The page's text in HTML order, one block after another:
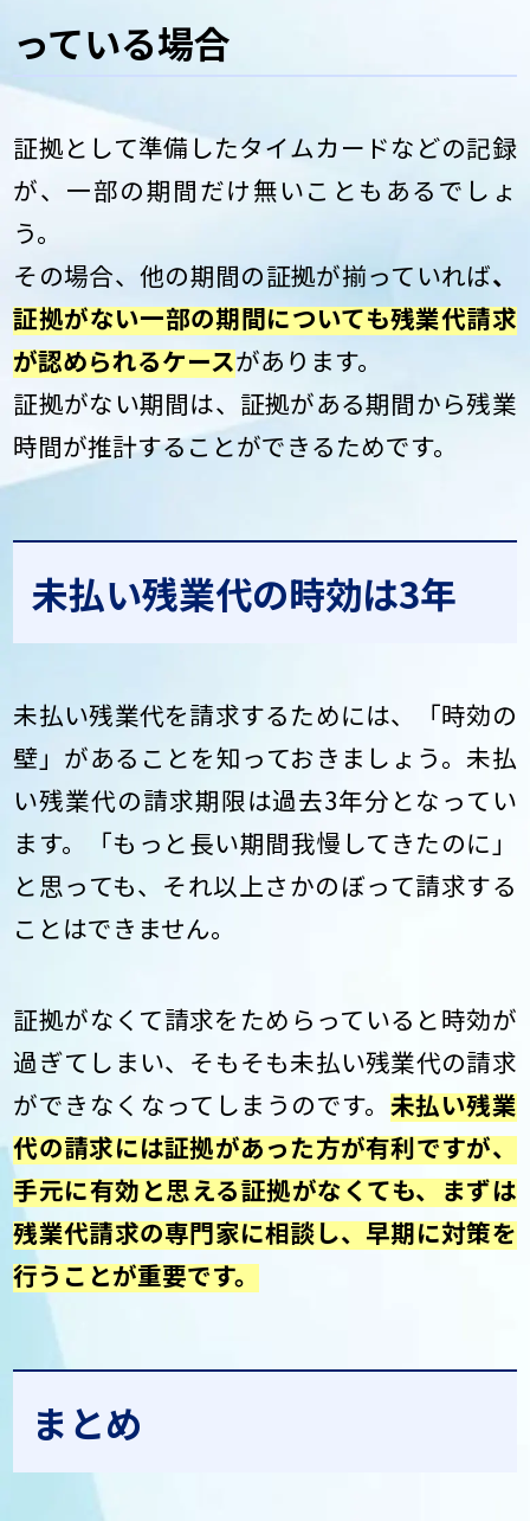
っている場合
証拠として準備したタイムカードなどの記録
が、一部の期間だけ無いこともあるでしょ
う。
その場合、他の期間の証拠が揃っていれば、
証拠がない一部の期間についても残業代請求
が認められるケースがあります。
証拠がない期間は、証拠がある期間から残業
時間が推計することができるためです。
未払い残業代の時効は3年
未払い残業代を請求するためには、「時効の
壁」があることを知っておきましょう。未払
い残業代の請求期限は過去3年分となってい
ます。「もっと長い期間我慢してきたのに」
と思っても、それ以上さかのぼって請求する
ことはできません。
証拠がなくて請求をためらっていると時効が
過ぎてしまい、そもそも未払い残業代の請求
ができなくなってしまうのです。 未払い残業
代の請求には証拠があった方が有利ですが、
手元に有効と思える証拠がなくても、まずは
残業代請求の専門家に相談し、早期に対策を
行うことが重要です。
まとめ